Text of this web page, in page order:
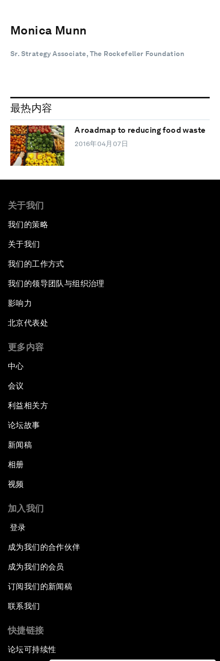
Monica Munn
Sr. Strategy Associate, The Rockefeller Foundation
最热内容
A roadmap to reducing food waste
2016年04月07日
关于我们
我们的策略
关于我们
我们的工作方式
我们的领导团队与组织治理
影响力
北京代表处
更多内容
中心
会议
利益相关方
论坛故事
新闻稿
相册
视频
加入我们
登录
成为我们的合作伙伴
成为我们的会员
订阅我们的新闻稿
联系我们
快捷链接
论坛可持续性